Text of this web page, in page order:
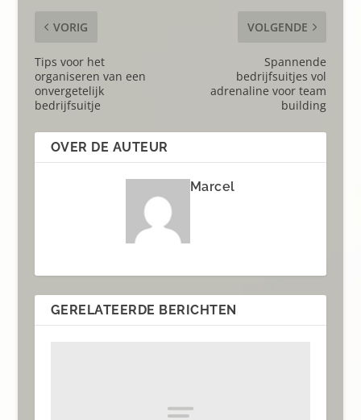
VORIG
Tips voor het
organiseren van een
onvergetelijk
bedrijfsuitje
VOLGENDE
Spannende
bedrijfsuitjes vol
adrenaline voor team
building
OVER DE AUTEUR
Marcel
GERELATEERDE BERICHTEN